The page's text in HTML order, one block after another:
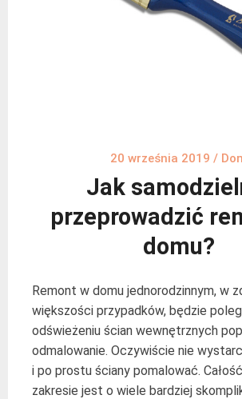
20 września 2019 /
Jak
przeprowadzić
domu?
Remont w domu jednorodzinnym, w
większości przypadków, będzie
odświeżeniu ścian wewnętrznych
odmalowanie. Oczywiście nie
i po prostu ściany pomalować.
zakresie jest o wiele bardziej